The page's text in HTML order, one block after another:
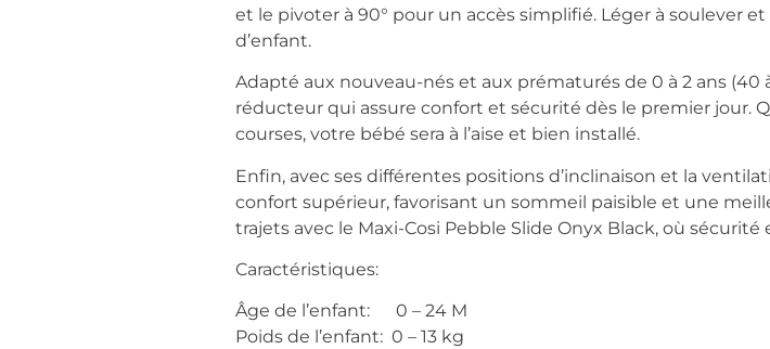
et le pivoter à 90° pour un accès simplifié. Léger à soulever
d’enfant.
Adapté aux nouveau-nés et aux prématurés de 0 à 2 ans
réducteur qui assure confort et sécurité dès le premier jour.
courses, votre bébé sera à l’aise et bien installé.
Enfin, avec ses différentes positions d’inclinaison et la
confort supérieur, favorisant un sommeil paisible et une
trajets avec le Maxi-Cosi Pebble Slide Onyx Black, où
Caractéristiques:
Âge de l’enfant​​: 0 – 24 M
Poids de l’enfant: 0 – 13 kg